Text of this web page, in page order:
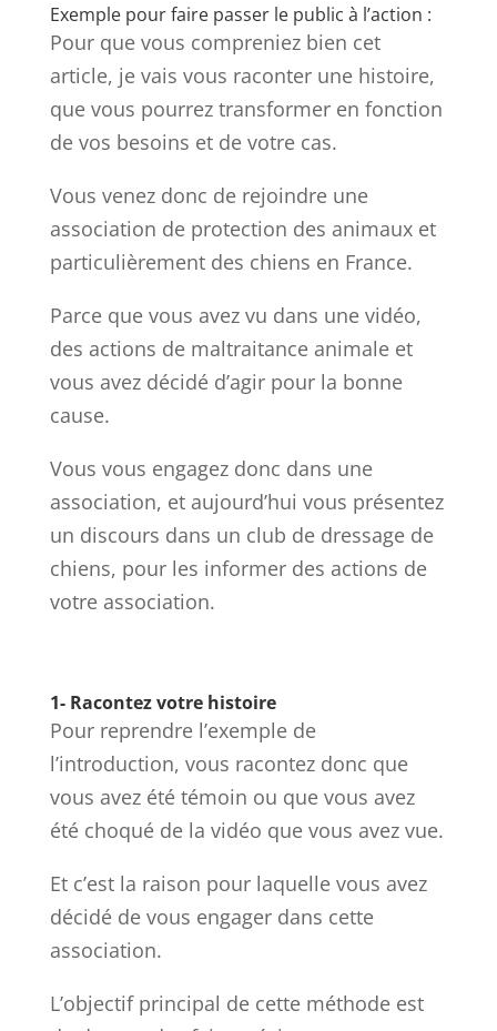
Exemple pour faire passer le public à l’action :
Pour que vous compreniez bien cet
article, je vais vous raconter une histoire,
que vous pourrez transformer en fonction
de vos besoins et de votre cas.
Vous venez donc de rejoindre une
association de protection des animaux et
particulièrement des chiens en France.
Parce que vous avez vu dans une vidéo,
des actions de maltraitance animale et
vous avez décidé d’agir pour la bonne
cause.
Vous vous engagez donc dans une
association, et aujourd’hui vous présentez
un discours dans un club de dressage de
chiens, pour les informer des actions de
votre association.
1- Racontez votre histoire
Pour reprendre l’exemple de
l’introduction, vous racontez donc que
vous avez été témoin ou que vous avez
été choqué de la vidéo que vous avez vue.
Et c’est la raison pour laquelle vous avez
décidé de vous engager dans cette
association.
L’objectif principal de cette méthode est